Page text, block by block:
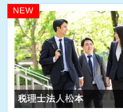
・事前に気軽な面談を実施
・仕事内容やキャリアを
・ざっくばらんに質問OK
・納得後に選考へ進めます
・入社時期は柔軟に対応
・半年～1年の調整も可能
務を覚えていくことがで
パソコン作業になります
ら、お茶やお菓子で糖分
を進めています。
★入社後の仕事内容★
業務時間内は、事務所内ス
して頂きながら、
NEW
税理士法人松本